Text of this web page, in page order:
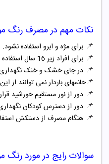
نکات مهم در مصرفرنگ
📌 برای مژه و ابرو استفاده نشود.
📌 برای افراد زیر 16 سال استفاده نشود.
📌 در جای خشک و خنک
📌خانمهای باردار نمی توانند از
📌 دور از نور مستقیم خورشید
📌 دور از دسترس کودکان
📌 هنگام مصرف از دستکش
سوالات رایج در موردرنگ